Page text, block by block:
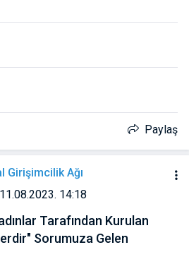
Paylaş
Girişimcilik Ağı
11.08.2023. 14:18
Tarafından Kurulan
Sorumuza Gelen